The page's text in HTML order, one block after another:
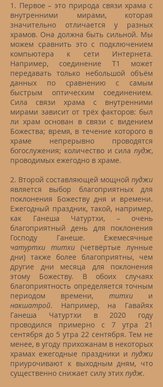
1. Первое – это природа связи храма с
внутренними мирами, которая
значительно отличается у разных
храмов. Она должна быть сильной. Мы
можем сравнить это с подключением
компьютера к сети Интернета.
Например, соединение T1 может
передавать только небольшой объём
данных по сравнению с самым
быстрым оптическим соединением.
Сила связи храма с внутренними
мирами зависит от трёх факторов: был
ли храм основан в связи с видением
Божества; время, в течение которого в
храме непрерывно проводятся
богослужения; количество и сила пудж,
проводимых ежегодно в храме.
2. Второй составляющей мощной пуджи
является выбор благоприятных для
поклонения Божеству дня и времени.
Ежегодный праздник, такой, например,
как Ганеша Чатуртхи, – очень
благоприятный день для поклонения
Господу Ганеше. Ежемесячные
чатуртхи титхи (четвёртые лунные
дни) также более благоприятны, чем
другие дни месяца для поклонения
этому Божеству. В обоих случаях
благоприятность определяется точным
периодом времени, титхи и
накшатрой. Например, на Гавайях
Ганеша Чатуртхи в 2020 году
проводился примерно с 7 утра 21
сентября до 5 утра 22 сентября. Тем не
менее, в угоду прихожанам в некоторых
храмах ежегодные праздники и пуджи
приурочивают к выходным дням, что
существенно снижает силу этих пудж.